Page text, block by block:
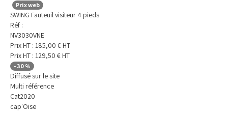
Prix web
SWING Fauteuil visiteur 4 pieds
Réf :
NV3030VNE
Prix HT : 185,00 € HT
Prix HT : 129,50 € HT
-30 %
Diffusé sur le site
Multi référence
Cat2020
cap'Oise